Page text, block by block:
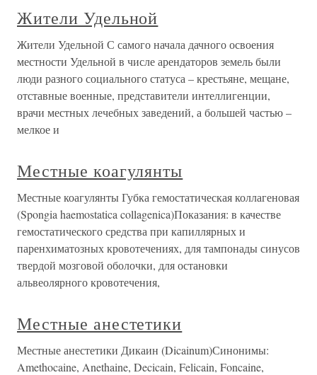
Жители Удельной
Жители Удельной С самого начала дачного освоения
местности Удельной в числе арендаторов земель были
люди разного социального статуса – крестьяне, мещане,
отставные военные, представители интеллигенции,
врачи местных лечебных заведений, а большей частью –
мелкое и
Местные коагулянты
Местные коагулянты Губка гемостатическая коллагеновая
(Spongia haemostatica collagenica)Показания: в качестве
гемостатического средства при капиллярных и
паренхиматозных кровотечениях, для тампонады синусов
твердой мозговой оболочки, для остановки
альвеолярного кровотечения,
Местные анестетики
Местные анестетики Дикаин (Dicainum)Синонимы:
Amethocaine, Anethaine, Decicain, Felicain, Foncaine,